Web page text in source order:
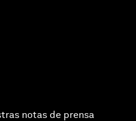
notas de prensa